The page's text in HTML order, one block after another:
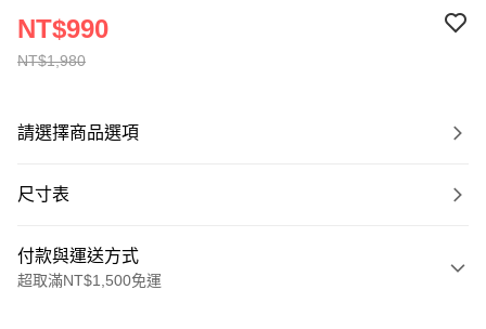
NT$1,980
NT$990
請選擇商品選項
尺寸表
付款與運送方式
超取滿NT$1,500免運